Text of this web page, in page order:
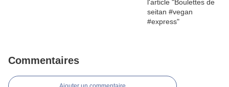
Commentaires